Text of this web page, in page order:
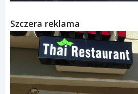
Szczera reklama